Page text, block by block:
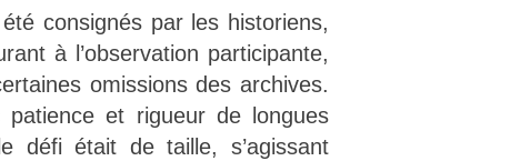
consignés par les historiens,
à l’observation participante,
omissions des archives.
et rigueur de longues
défi était de taille, s’agissant